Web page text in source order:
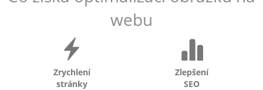
webu
Zrychlení
stránky
Zlepšení
SEO